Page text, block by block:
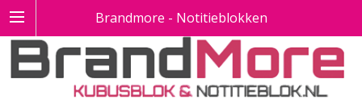
Brandmore - Notitieblokken